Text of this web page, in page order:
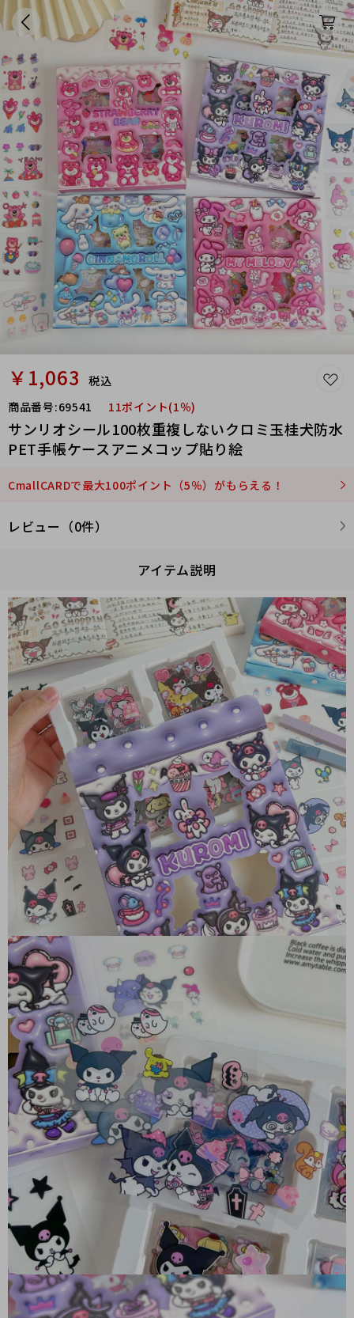
￥1,063
税込
商品番号:69541 11ポイント(1％)
サンリオシール100枚重複しないクロミ玉桂犬防水
PET手帳ケースアニメコップ貼り絵
CmallCARDで最大100ポイント（5％）がもらえる！
レビュー（0件）
アイテム説明